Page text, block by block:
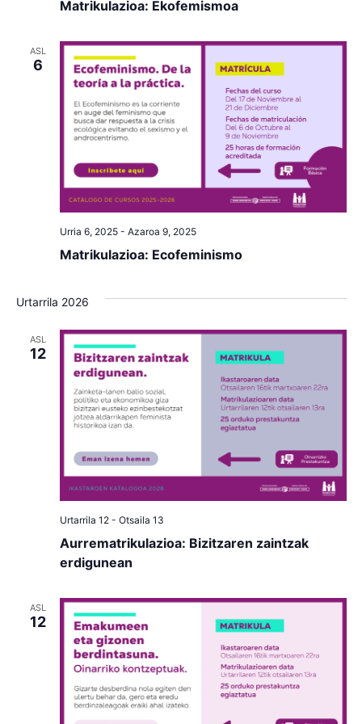
Matrikulazioa: Ekofemismoa
ASL
6
Matrikulazioa: Ecofeminismo
Urria 6, 2025- Azaroa 9, 2025
Urtarrila 2026
ASL
12
Aurrematrikulazioa: Bizitzaren zaintzak
erdigunean
Urtarrila 12- Otsaila 13
ASL
12